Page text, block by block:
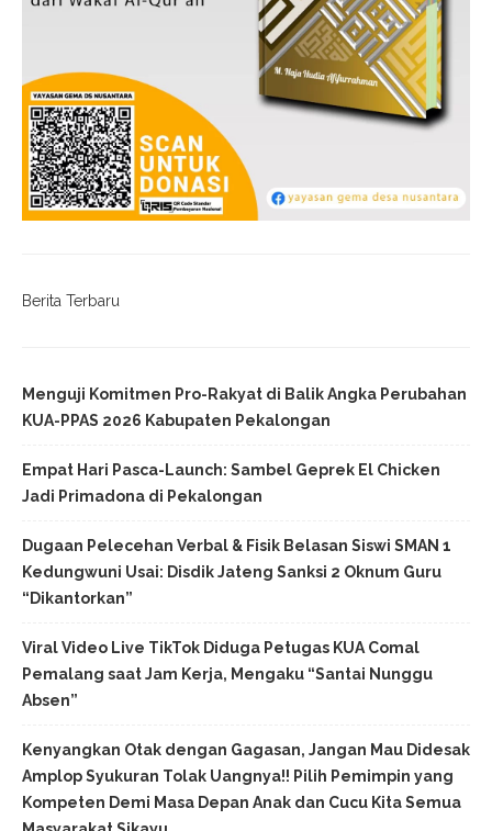
Berita Terbaru
Menguji Komitmen Pro-Rakyat di Balik Angka Perubahan
KUA-PPAS 2026 Kabupaten Pekalongan
Empat Hari Pasca-Launch: Sambel Geprek El Chicken
Jadi Primadona di Pekalongan
Dugaan Pelecehan Verbal & Fisik Belasan Siswi SMAN 1
Kedungwuni Usai: Disdik Jateng Sanksi 2 Oknum Guru
“Dikantorkan”
Viral Video Live TikTok Diduga Petugas KUA Comal
Pemalang saat Jam Kerja, Mengaku “Santai Nunggu
Absen”
Kenyangkan Otak dengan Gagasan, Jangan Mau Didesak
Amplop Syukuran Tolak Uangnya!! Pilih Pemimpin yang
Kompeten Demi Masa Depan Anak dan Cucu Kita Semua